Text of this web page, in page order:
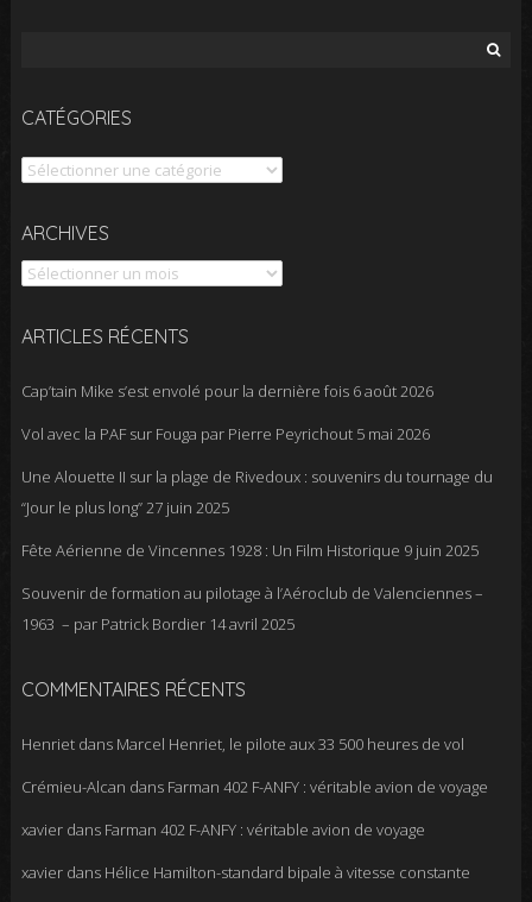
CATÉGORIES
Catégories
ARCHIVES
Archives
ARTICLES RÉCENTS
Cap’tain Mike s’est envolé pour la dernière fois 6 août 2026
Vol avec la PAF sur Fouga par Pierre Peyrichout 5 mai 2026
Une Alouette II sur la plage de Rivedoux : souvenirs du tournage du
“Jour le plus long”27 juin 2025
Fête Aérienne de Vincennes 1928 : Un Film Historique 9 juin 2025
Souvenir de formation au pilotage à l’Aéroclub de Valenciennes –
1963 – par Patrick Bordier 14 avril 2025
COMMENTAIRES RÉCENTS
Henrietdans Marcel Henriet, le pilote aux 33 500 heures de vol
Crémieu-Alcan dans Farman 402 F-ANFY : véritable avion de voyage
xavierdans Farman 402 F-ANFY : véritable avion de voyage
xavierdans Hélice Hamilton-standard bipale à vitesse constante